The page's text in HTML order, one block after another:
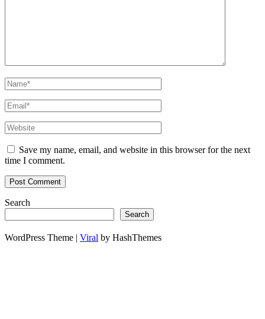
Save my name, email, and website in this browser for the next
time I comment.
Search
Search
WordPress Theme | Viral by HashThemes